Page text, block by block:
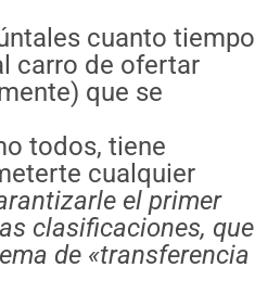
cuanto tiempo
carro de ofertar
que se
todos, tiene
cualquier
el primer
clasificaciones, que
de «transferencia